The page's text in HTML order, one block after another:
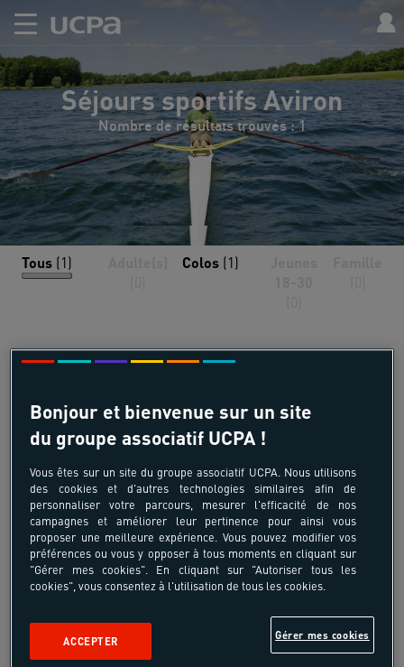
Séjours sportifs Aviron
Nombre de résultats trouvés : 1
Tous (1) Colos (1)
12-15 ans
Multisports
France - Le Chesnoy - Centre Val de
Bonjour et bienvenue sur un site
du groupe associatif UCPA !
Vous êtes sur un site du groupe associatif UCPA. Nous utilisons
des cookies et d'autres technologies similaires afin de
personnaliser votre parcours, mesurer l'efficacité de nos
campagnes et améliorer leur pertinence pour ainsi vous
proposer une meilleure expérience. Vous pouvez modifier vos
préférences ou vous y opposer à tous moments en cliquant sur
"Gérer mes cookies". En cliquant sur "Autoriser tous les
cookies", vous consentez à l'utilisation de tous les cookies.
Gérer mes cookies
ACCEPTER